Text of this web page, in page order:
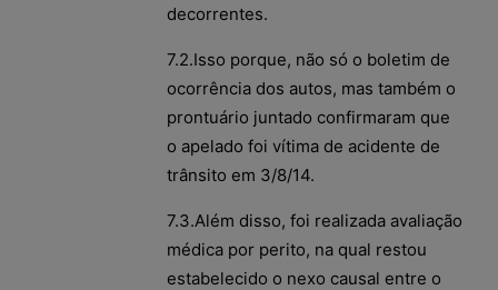
decorrentes.
7.2.Isso porque, não só o boletim de
ocorrência dos autos, mas também o
prontuário juntado confirmaram que
o apelado foi vítima de acidente de
trânsito em 3/8/14.
7.3.Além disso, foi realizada avaliação
médica por perito, na qual restou
estabelecido o nexo causal entre o